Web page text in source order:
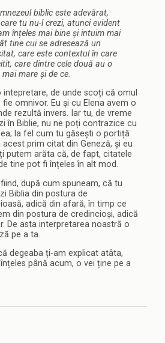
biblic este adevărat,
tu nu-l crezi, atunci evident
înțeles mai bine și intuim mai
tine cui se adresează un
care este contextul în care
care dintre cele două au o
mare și de ce.
intepretare, de unde scoți că omul
fie omnivor. Eu și cu Elena avem o
rezultă invers. Iar tu, de vreme
în Biblie, nu ne poți contrazice cu
la fel cum tu găsești o portiță
prim citat din Geneză, și eu
putem arăta că, de fapt, citatele
tine pot fi înțeles în alt mod.
după cum spuneam, că tu
Biblia din postura de
adică din afară, în timp ce
din postura de credincioși, adică
De asta interpretarea noastră o
pe a ta.
degeaba ți-am explicat atâta,
până acum, o vei ține pe a